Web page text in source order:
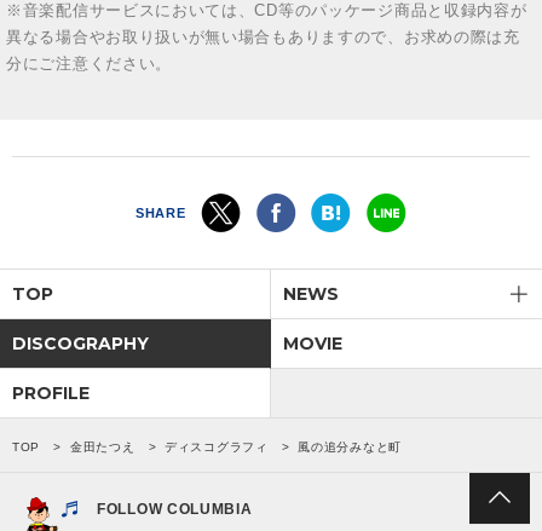
※音楽配信サービスにおいては、CD等のパッケージ商品と収録内容が
異なる場合やお取り扱いが無い場合もありますので、お求めの際は充
分にご注意ください。
SHARE
TOP NEWS
DISCOGRAPHY MOVIE
PROFILE
TOP 金田たつえ ディスコグラフィ 風の追分みなと町
FOLLOW COLUMBIA